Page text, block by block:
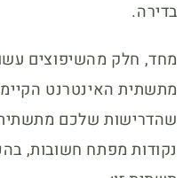
בדירה.
מחד, חלק מהשיפוצים
מתשתית האינטרנט
שהדרישות שלכם
נקודות מפתח חשובות,